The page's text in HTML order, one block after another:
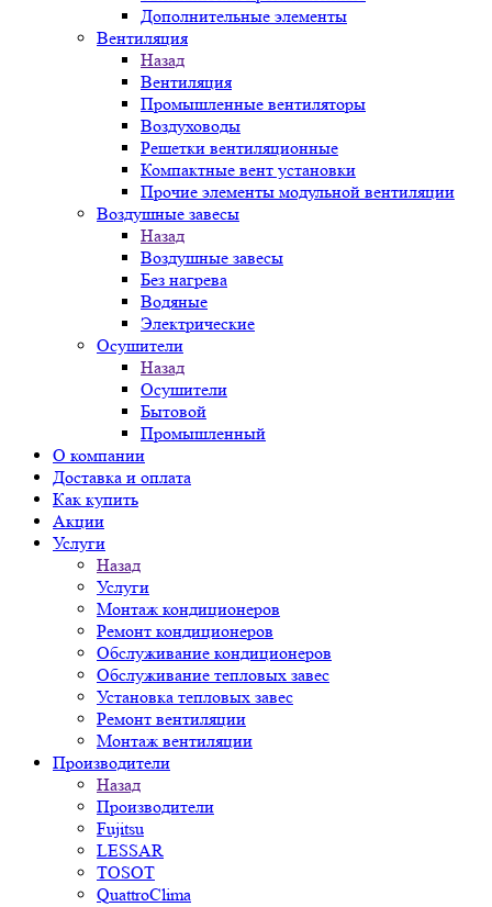
Дополнительные элементы
Вентиляция
Назад
Вентиляция
Промышленные вентиляторы
Воздуховоды
Решетки вентиляционные
Компактные вент установки
Прочие элементы модульной вентиляции
Воздушные завесы
Назад
Воздушные завесы
Без нагрева
Водяные
Электрические
Осушители
Назад
Осушители
Бытовой
Промышленный
О компании
Доставка и оплата
Как купить
Акции
Услуги
Назад
Услуги
Монтаж кондиционеров
Ремонт кондиционеров
Обслуживание кондиционеров
Обслуживание тепловых завес
Установка тепловых завес
Ремонт вентиляции
Монтаж вентиляции
Производители
Назад
Производители
Fujitsu
LESSAR
TOSOT
QuattroClima